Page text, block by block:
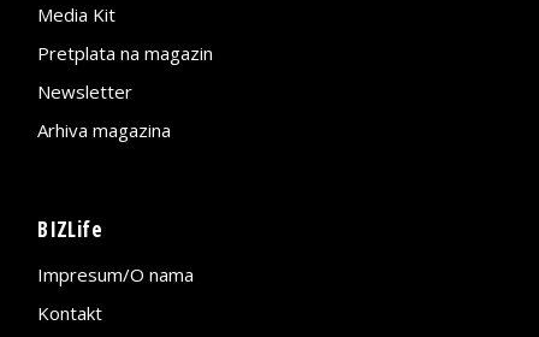
Media Kit
Pretplata na magazin
Newsletter
Arhiva magazina
BIZLife
Impresum/O nama
Kontakt